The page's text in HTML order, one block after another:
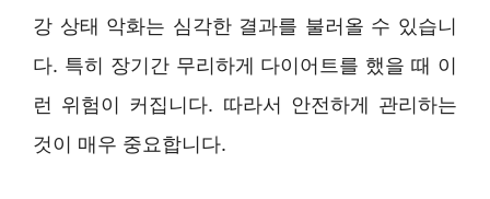
강 상태 악화는 심각한 결과를 불러올 수 있습니
다. 특히 장기간 무리하게 다이어트를 했을 때 이
런 위험이 커집니다. 따라서 안전하게 관리하는
것이 매우 중요합니다.